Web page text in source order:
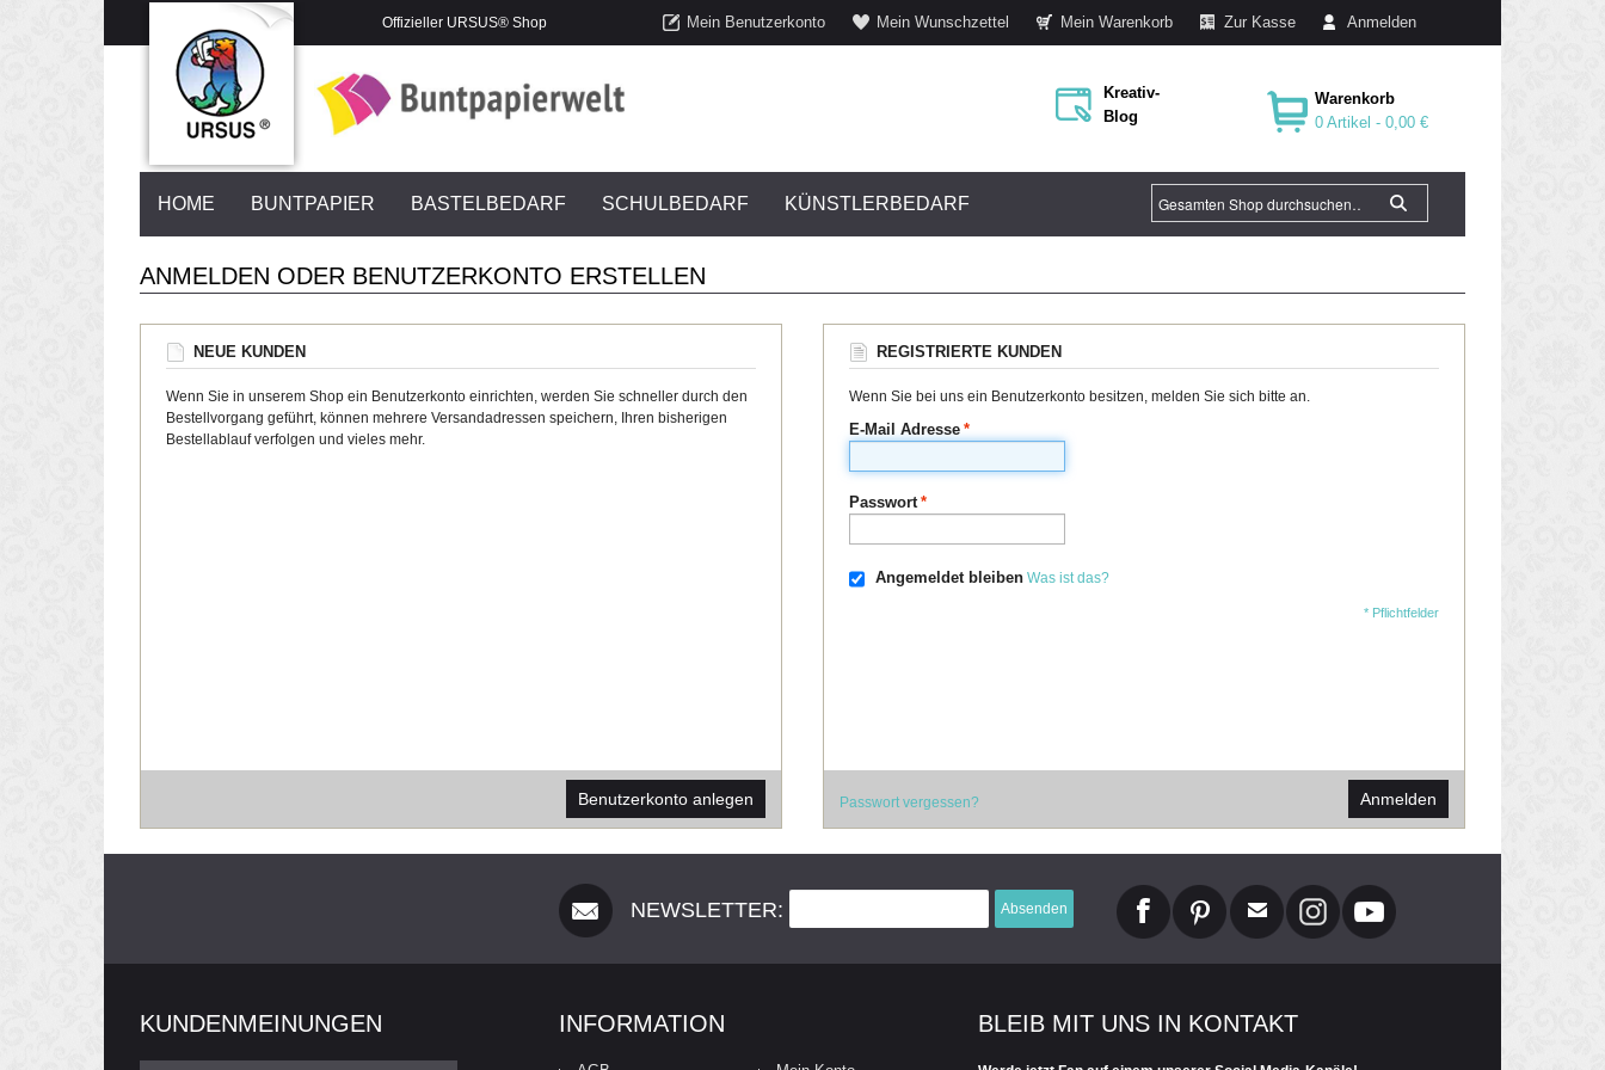
Offizieller URSUS® Shop Mein Benutzerkonto Mein Wunschzettel Mein Warenkorb Zur Kasse Anmelden
Kreativ-
Blog
Warenkorb
0 Artikel -0,00 €
HOME BUNTPAPIER BASTELBEDARF SCHULBEDARF KÜNSTLERBEDARF
ANMELDEN ODER BENUTZERKONTO ERSTELLEN
NEUE KUNDEN
Wenn Sie in unserem Shop ein Benutzerkonto einrichten, werden Sie schneller durch den
Bestellvorgang geführt, können mehrere Versandadressen speichern, Ihren bisherigen
Bestellablauf verfolgen und vieles mehr.
REGISTRIERTE KUNDEN
Wenn Sie bei uns ein Benutzerkonto besitzen, melden Sie sich bitte an.
*
E-Mail Adresse
*
Passwort
Angemeldet bleiben Was ist das?
* Pflichtfelder
Benutzerkonto anlegen Passwort vergessen? Anmelden
NEWSLETTER: Absenden
KUNDENMEINUNGEN INFORMATION BLEIB MIT UNS IN KONTAKT